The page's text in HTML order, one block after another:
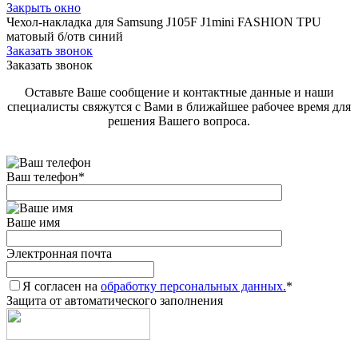
Закрыть окно
Чехол-накладка для Samsung J105F J1mini FASHION TPU
матовый б/отв синий
Заказать звонок
Заказать звонок
Оставьте Ваше сообщение и контактные данные и наши
специалисты свяжутся с Вами в ближайшее рабочее время для
решения Вашего вопроса.
Ваш телефон*
Ваше имя
Электронная почта
Я согласен на обработку персональных данных.*
Защита от автоматического заполнения